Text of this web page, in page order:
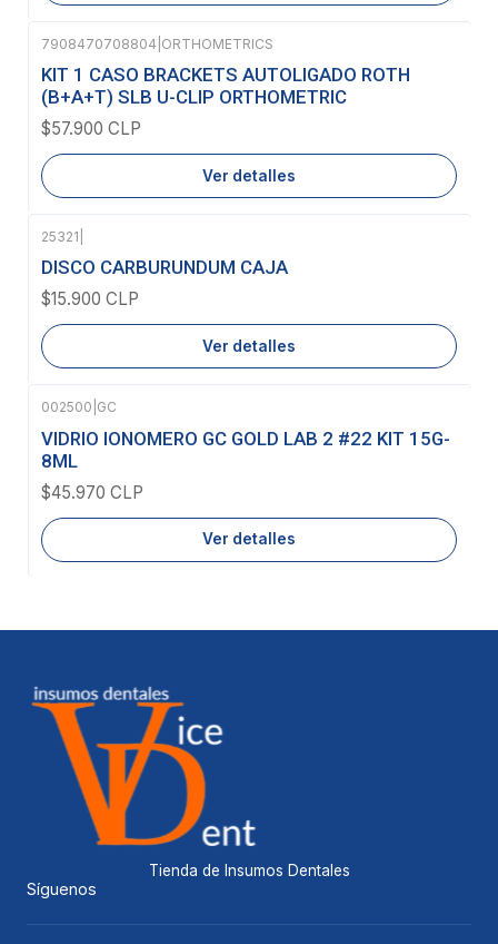
Agotado
7908470708804 ORTHOMETRICS
KIT 1 CASO BRACKETS AUTOLIGADO ROTH
(B+A+T) SLB U-CLIP ORTHOMETRIC
$57.900 CLP
Ver detalles
Agotado
25321
DISCO CARBURUNDUM CAJA
$15.900 CLP
Ver detalles
Agotado
002500 GC
VIDRIO IONOMERO GC GOLD LAB 2 #22 KIT 15G-
8ML
$45.970 CLP
Ver detalles
Tienda de Insumos Dentales
Síguenos